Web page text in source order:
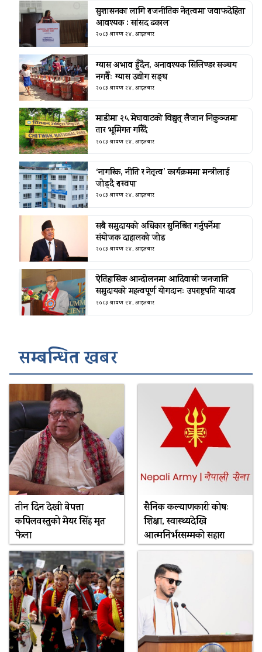
सुशासनका लागि राजनीतिक नेतृत्वमा जवाफदेहिता
आवश्यक : सांसद ढकाल
२०८३ श्रावण २४, आइतबार
ग्यास अभाव हुँदैन, अनावश्यक सिलिण्डर सञ्चय
नगरौँः ग्यास उद्योग सङ्घ
२०८३ श्रावण २४, आइतबार
माडीमा २५ मेघावाटको विद्युत् लैजान निकुञ्जमा
तार भूमिगत गरिँदै
२०८३ श्रावण २४, आइतबार
‘नागरिक, नीति र नेतृत्व’ कार्यक्रममा मन्त्रीलाई
जोड्दै रास्वपा
२०८३ श्रावण २४, आइतबार
सबै समुदायको अधिकार सुनिश्चित गर्नुपर्नेमा
संयोजक दाहालको जोड
२०८३ श्रावण २४, आइतबार
ऐतिहासिक आन्दोलनमा आदिवासी जनजाति
समुदायको महत्वपूर्ण योगदानः उपराष्ट्रपति यादव
२०८३ श्रावण २४, आइतबार
सम्बन्धित खबर
तीन दिन देखी बेपत्ता
कपिलवस्तुको मेयर सिंह मृत
फेला
सैनिक कल्याणकारी कोषः
शिक्षा, स्वास्थ्यदेखि
आत्मनिर्भरसम्मको सहारा